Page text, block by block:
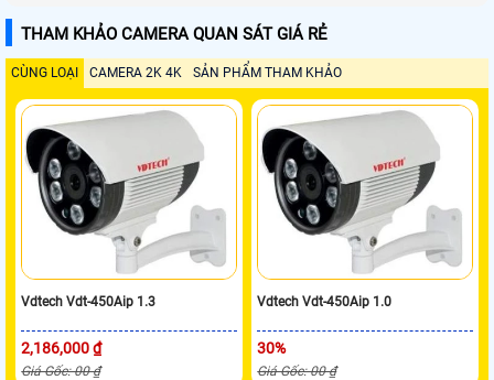
THAM KHẢO CAMERA QUAN SÁT GIÁ RẺ
CÙNG LOẠI CAMERA 2K 4K SẢN PHẨM THAM KHẢO
Vdtech Vdt-450Aip 1.3
2,186,000 ₫
Giá Gốc: 00 ₫
Vdtech Vdt-450Aip 1.0
30%
Giá Gốc: 00 ₫